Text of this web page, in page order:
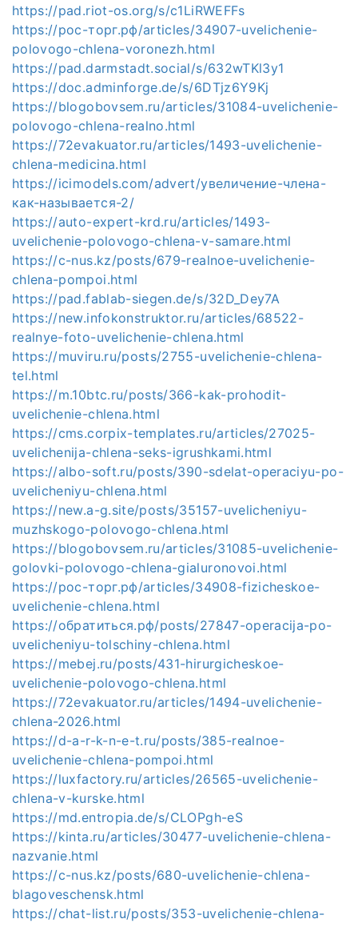
https://pad.riot-os.org/s/c1LiRWEFFs
https://рос-торг.рф/articles/34907-uvelichenie-
polovogo-chlena-voronezh.html
https://pad.darmstadt.social/s/632wTKl3y1
https://doc.adminforge.de/s/6DTjz6Y9Kj
https://blogobovsem.ru/articles/31084-uvelichenie-
polovogo-chlena-realno.html
https://72evakuator.ru/articles/1493-uvelichenie-
chlena-medicina.html
https://icimodels.com/advert/увеличение-члена-
как-называется-2/
https://auto-expert-krd.ru/articles/1493-
uvelichenie-polovogo-chlena-v-samare.html
https://c-nus.kz/posts/679-realnoe-uvelichenie-
chlena-pompoi.html
https://pad.fablab-siegen.de/s/32D_Dey7A
https://new.infokonstruktor.ru/articles/68522-
realnye-foto-uvelichenie-chlena.html
https://muviru.ru/posts/2755-uvelichenie-chlena-
tel.html
https://m.10btc.ru/posts/366-kak-prohodit-
uvelichenie-chlena.html
https://cms.corpix-templates.ru/articles/27025-
uvelichenija-chlena-seks-igrushkami.html
https://albo-soft.ru/posts/390-sdelat-operaciyu-po-
uvelicheniyu-chlena.html
https://new.a-g.site/posts/35157-uvelicheniyu-
muzhskogo-polovogo-chlena.html
https://blogobovsem.ru/articles/31085-uvelichenie-
golovki-polovogo-chlena-gialuronovoi.html
https://рос-торг.рф/articles/34908-fizicheskoe-
uvelichenie-chlena.html
https://обратиться.рф/posts/27847-operacija-po-
uvelicheniyu-tolschiny-chlena.html
https://mebej.ru/posts/431-hirurgicheskoe-
uvelichenie-polovogo-chlena.html
https://72evakuator.ru/articles/1494-uvelichenie-
chlena-2026.html
https://d-a-r-k-n-e-t.ru/posts/385-realnoe-
uvelichenie-chlena-pompoi.html
https://luxfactory.ru/articles/26565-uvelichenie-
chlena-v-kurske.html
https://md.entropia.de/s/CLOPgh-eS
https://kinta.ru/articles/30477-uvelichenie-chlena-
nazvanie.html
https://c-nus.kz/posts/680-uvelichenie-chlena-
blagoveschensk.html
https://chat-list.ru/posts/353-uvelichenie-chlena-